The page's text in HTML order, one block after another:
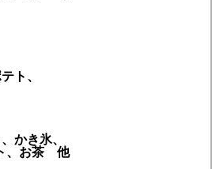
ト、
かき氷、
茶 他